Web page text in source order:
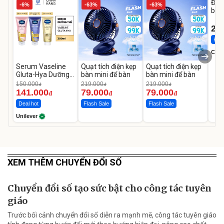
-6%
Serum Vaseline
Gluta-Hya Dưỡng
Da Sáng Mịn Sau 7
Ngày
150.000đ
141.000đ
Deal hot
Unilever
-63%
Quạt tích điện kẹp
bàn mini để bàn
219.000đ
79.000đ
Flash Sale
-63%
Quạt tích điện kẹp
bàn mini để bàn
219.000đ
79.000đ
Flash Sale
Đai
bé
Hot
XEM THÊM CHUYỂN ĐỔI SỐ
Chuyển đổi số tạo sức bật cho công tác tuyên
giáo
Trước bối cảnh chuyển đổi số diễn ra mạnh mẽ, công tác tuyên giáo